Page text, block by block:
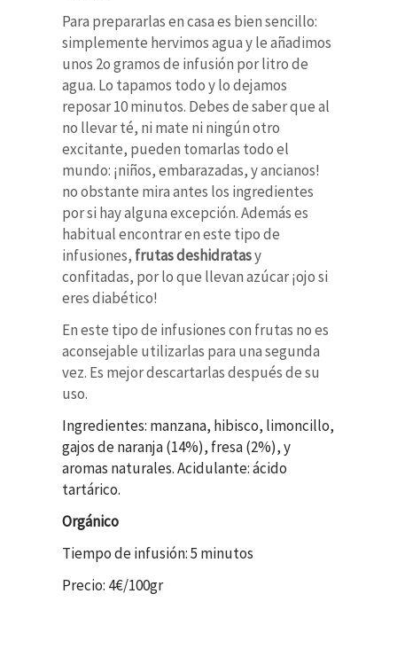
Para prepararlas en casa es bien sencillo:
simplemente hervimos agua y le añadimos
unos 2o gramos de infusión por litro de
agua. Lo tapamos todo y lo dejamos
reposar 10 minutos. Debes de saber que al
no llevar té, ni mate ni ningún otro
excitante, pueden tomarlas todo el
mundo: ¡niños, embarazadas, y ancianos!
no obstante mira antes los ingredientes
por si hay alguna excepción. Además es
habitual encontrar en este tipo de
infusiones, frutas deshidratasy
confitadas, por lo que llevan azúcar ¡ojo si
eres diabético!
En este tipo de infusiones con frutas no es
aconsejable utilizarlas para una segunda
vez. Es mejor descartarlas después de su
uso.
Ingredientes: manzana, hibisco, limoncillo,
gajos de naranja (14%), fresa (2%), y
aromas naturales. Acidulante: ácido
tartárico.
Orgánico
Tiempo de infusión: 5 minutos
Precio: 4€/100gr